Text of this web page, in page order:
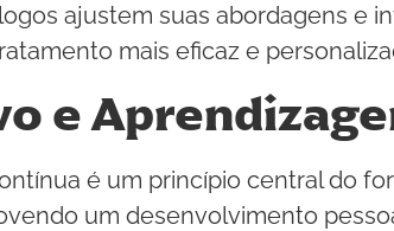
ajustem suas abordagens e
mais eficaz e
e
é um princípio central do
um desenvolvimento